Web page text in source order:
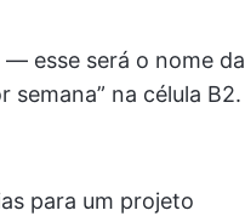
— esse será o nome da
semana” na célula B2.
para um projeto